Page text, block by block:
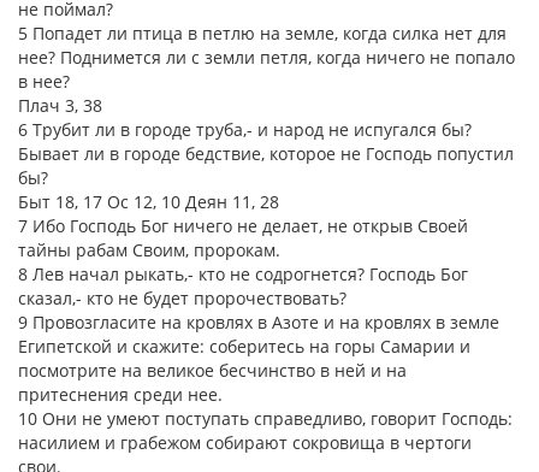
не поймал?
5 Попадет ли птица в петлю на земле, когда силка нет для
нее? Поднимется ли с земли петля, когда ничего не попало
в нее?
Плач 3, 38
6 Трубит ли в городе труба,- и народ не испугался бы?
Бывает ли в городе бедствие, которое не Господь попустил
бы?
Быт 18, 17 Ос 12, 10 Деян 11, 28
7 Ибо Господь Бог ничего не делает, не открыв Своей
тайны рабам Своим, пророкам.
8 Лев начал рыкать,- кто не содрогнется? Господь Бог
сказал,- кто не будет пророчествовать?
9 Провозгласите на кровлях в Азоте и на кровлях в земле
Египетской и скажите: соберитесь на горы Самарии и
посмотрите на великое бесчинство в ней и на
притеснения среди нее.
10 Они не умеют поступать справедливо, говорит Господь:
насилием и грабежом собирают сокровища в чертоги
свои.